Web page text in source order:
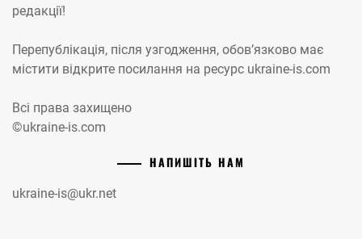
редакції!
Перепублікація, після узгодження, обов’язково має
містити відкрите посилання на ресурс ukraine-is.com
Всі права захищено
©ukraine-is.com
НАПИШІТЬ НАМ
ukraine-is@ukr.net